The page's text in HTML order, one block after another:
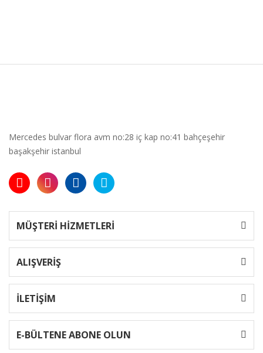
Mercedes bulvar flora avm no:28 iç kap no:41 bahçeşehir
başakşehir istanbul
MÜŞTERİ HİZMETLERİ
ALIŞVERİŞ
İLETİŞİM
E-BÜLTENE ABONE OLUN